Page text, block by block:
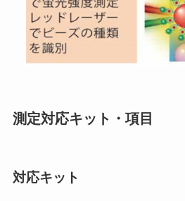
測定対応キット・項目
対応キット